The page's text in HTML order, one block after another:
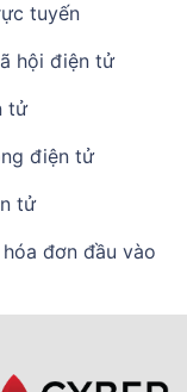
tuyến
hội điện tử
tử
điện tử
tử
đơn đầu vào